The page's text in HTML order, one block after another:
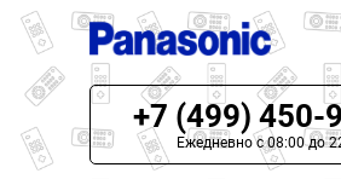
ЦЕНЫ НА РЕМОНТ
О СЕРВИСЕ
+7 (499) 450-
Ежедневно с 08:00 до